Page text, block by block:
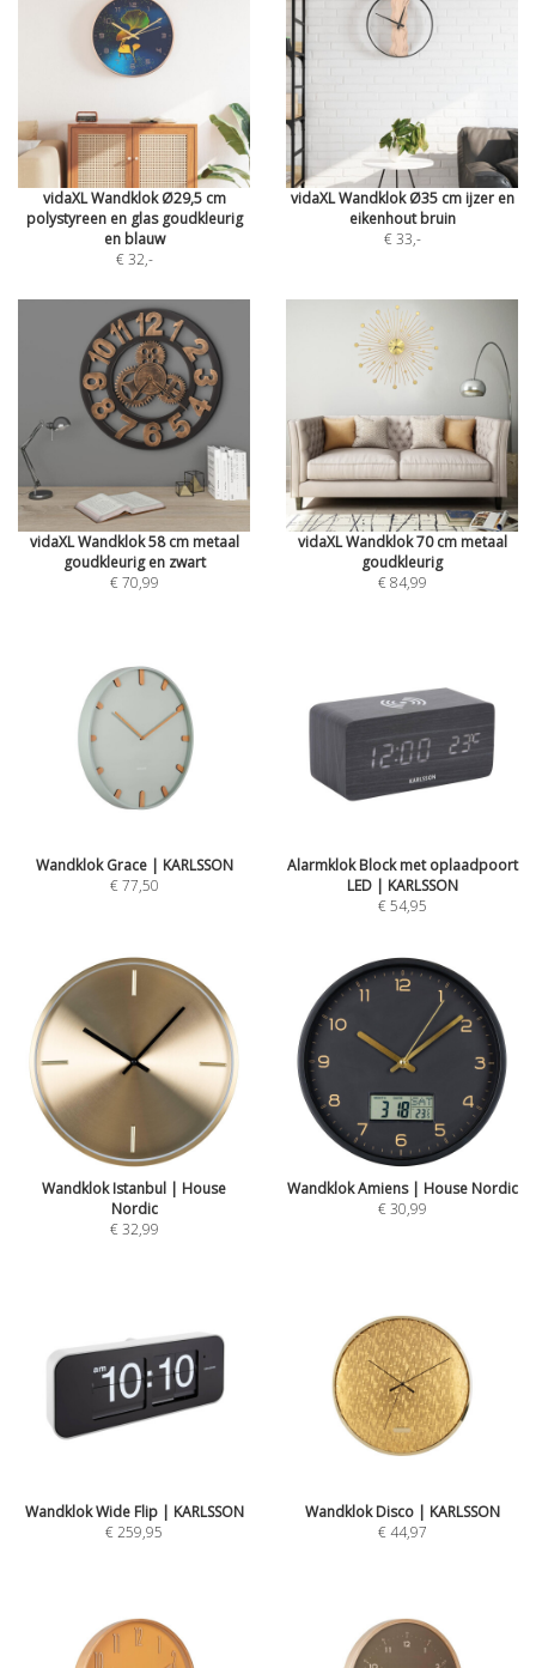
vidaXL Wandklok Ø29,5 cm
polystyreen en glas goudkleurig
en blauw
€ 32,-
vidaXL Wandklok Ø35 cm ijzer en
eikenhout bruin
€ 33,-
vidaXL Wandklok 58 cm metaal
goudkleurig en zwart
€ 70,99
vidaXL Wandklok 70 cm metaal
goudkleurig
€ 84,99
Wandklok Grace | KARLSSON
€ 77,50
Alarmklok Block met oplaadpoort
LED | KARLSSON
€ 54,95
Wandklok Istanbul | House
Nordic
€ 32,99
Wandklok Amiens | House Nordic
€ 30,99
Wandklok Wide Flip | KARLSSON
€ 259,95
Wandklok Disco | KARLSSON
€ 44,97